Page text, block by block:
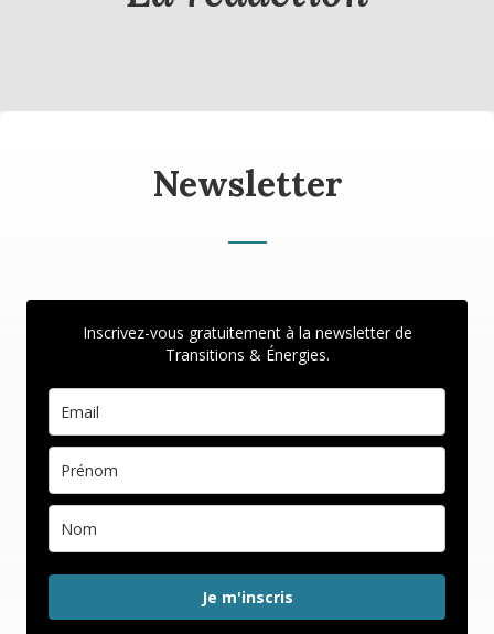
Newsletter
Inscrivez-vous gratuitement à la newsletter de
Transitions & Énergies.
Je m'inscris